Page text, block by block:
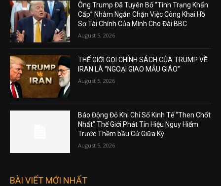
Ông Trump Đã Tuyên Bố “Tình Trạng Khẩn
Cấp” Nhằm Ngăn Chặn Việc Công Khai Hồ
Sơ Tài Chính Của Mình Cho Đài BBC
August 5, 2026
THẾ GIỚI GỌI CHÍNH SÁCH CỦA TRUMP VỀ
IRAN LÀ “NGOẠI GIAO MẪU GIÁO”
August 5, 2026
Báo Động Đỏ Khi Chỉ Số Kinh Tế “Then Chốt
Nhất” Thế Giới Phát Tín Hiệu Nguy Hiểm
Trước Thềm bầu Cử Giữa Kỳ
August 5, 2026
BÀI VIẾT MỚI NHẤT